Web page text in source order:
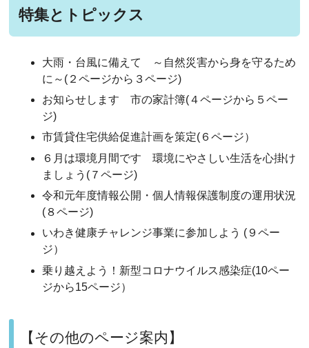
特集とトピックス
大雨・台風に備えて ～自然災害から身を守るため
に～(２ページから３ページ)
お知らせします 市の家計簿(４ページから５ペー
ジ)
市賃貸住宅供給促進計画を策定(６ページ）
６月は環境月間です 環境にやさしい生活を心掛け
ましょう(７ページ)
令和元年度情報公開・個人情報保護制度の運用状況
(８ページ)
いわき健康チャレンジ事業に参加しよう (９ペー
ジ）
乗り越えよう！新型コロナウイルス感染症(10ペー
ジから15ページ）
【その他のページ案内】